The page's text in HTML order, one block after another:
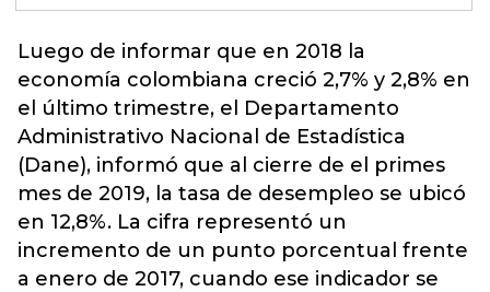
Luego de informar que en 2018 la
economía colombiana creció 2,7% y 2,8% en
el último trimestre, el Departamento
Administrativo Nacional de Estadística
(Dane), informó que al cierre de el primes
mes de 2019, la tasa de desempleo se ubicó
en 12,8%. La cifra representó un
incremento de un punto porcentual frente
a enero de 2017, cuando ese indicador se